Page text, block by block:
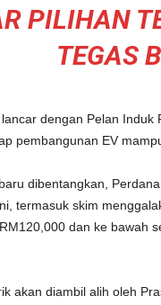
PILIHAN
TEGAS
dengan Pelan
pembangunan EV
dibentangkan,
termasuk skim
dan ke bawah
akan diambil alih oleh